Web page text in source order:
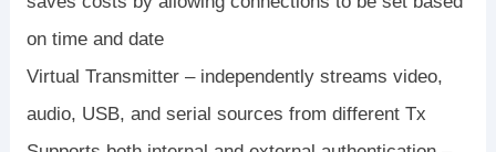
on time and date
Virtual Transmitter – independently streams video,
audio, USB, and serial sources from different Tx